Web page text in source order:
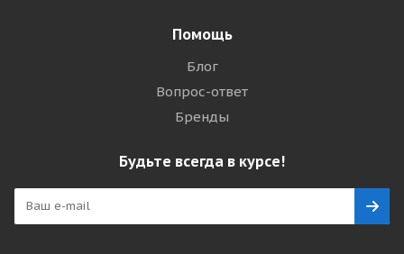
Помощь
Блог
Вопрос-ответ
Бренды
Будьте всегда в курсе!